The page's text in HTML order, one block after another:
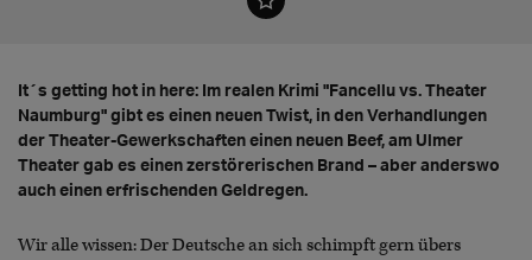
It´s getting hot in here: Im realen Krimi "Fancellu vs. Theater
Naumburg" gibt es einen neuen Twist, in den Verhandlungen
der Theater-Gewerkschaften einen neuen Beef, am Ulmer
Theater gab es einen zerstörerischen Brand – aber anderswo
auch einen erfrischenden Geldregen.
Wir alle wissen: Der Deutsche an sich schimpft gern übers